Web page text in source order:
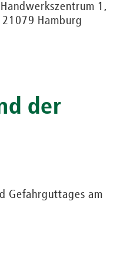
1,
21079 Hamburg
der
Gefahrguttages am